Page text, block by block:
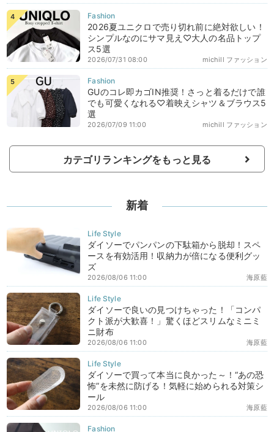
2026夏ユニクロで売り切れ前に絶対欲しい！
シンプルなのにサマ見え♡大人の名品トップ
ス5選
michill ファッション
2026/07/31 08:00
GUのコレ即カゴIN推奨！さっと着るだけで誰
でも可愛くなれる♡着映えシャツ＆ブラウス5
選
michill ファッション
2026/07/09 11:00
カテゴリランキングをもっと見る
新着
ダイソーでパンパンの下駄箱から脱却！スペ
ースを有効活用！収納力が倍になる便利グッ
ズ
海原藍
2026/08/06 11:00
ダイソーで良いの見つけちゃった！「コンパ
クト派が大歓喜！」驚くほどスリムなミニミ
ニ財布
海原藍
2026/08/06 11:00
ダイソーで買って本当に良かった～！“あの恐
怖”を未然に防げる！気軽に始められる対策シ
ール
海原藍
2026/08/06 11:00